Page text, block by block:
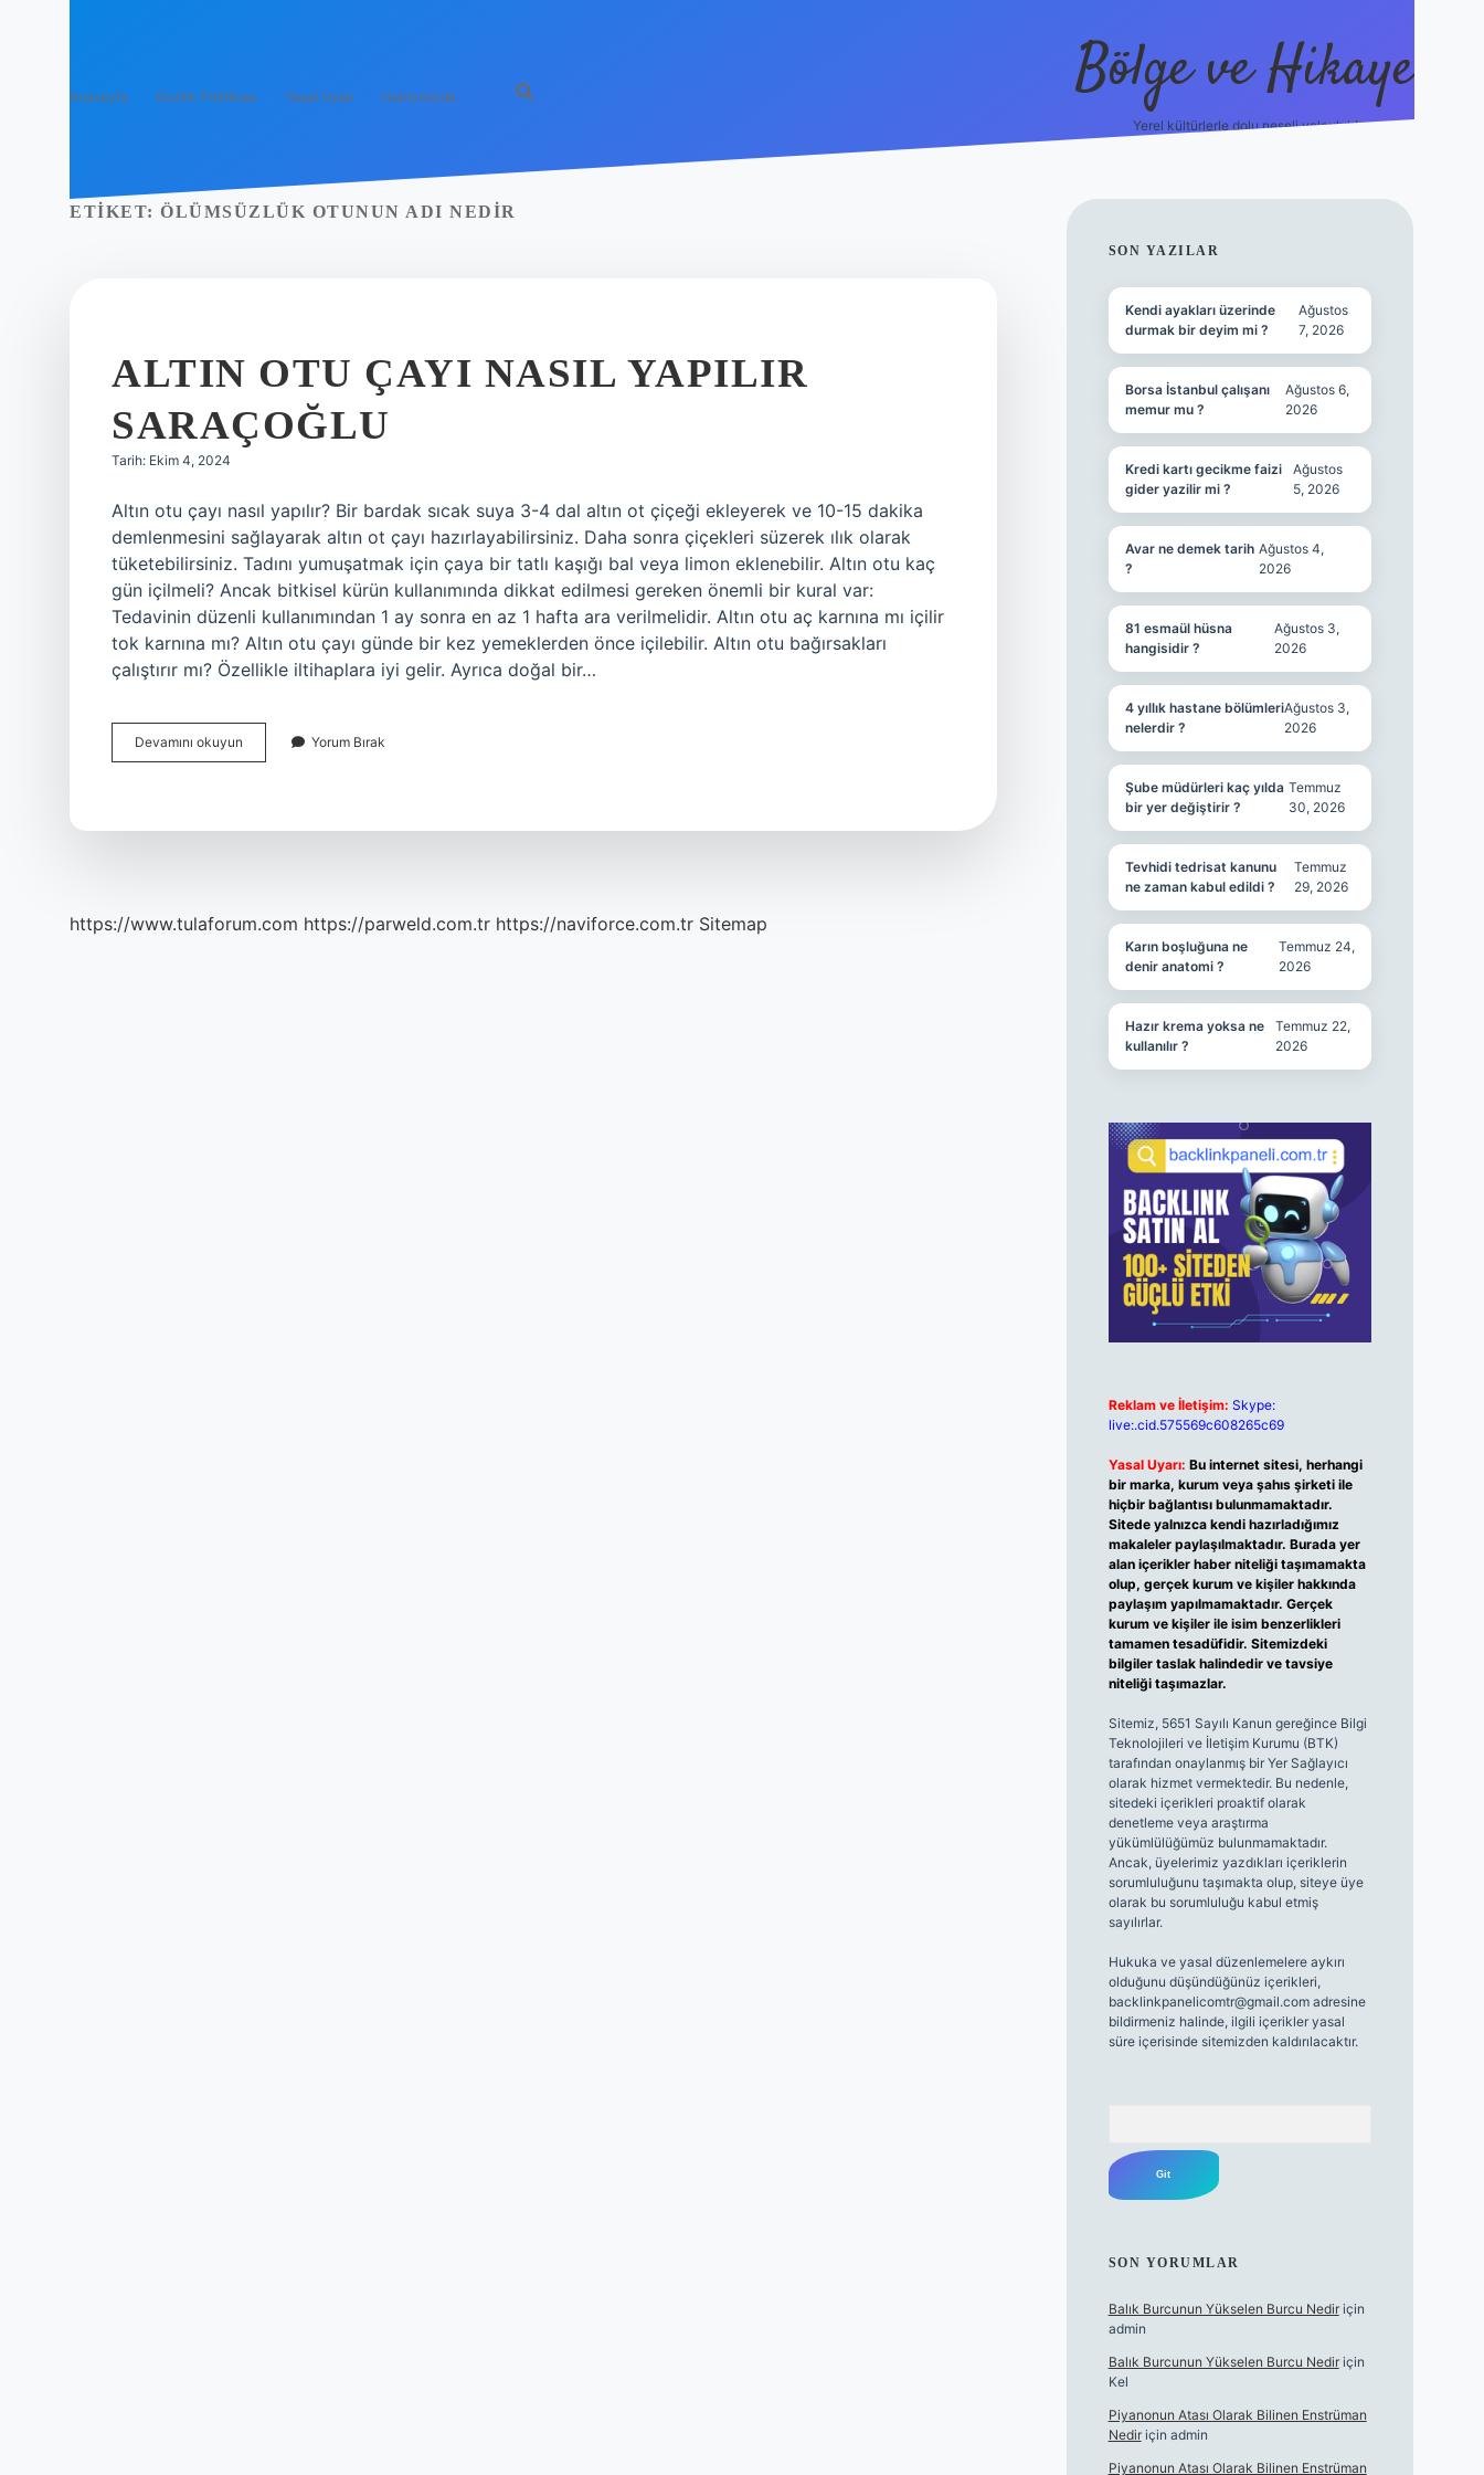
Anasayfa Gizlilik Politikası Yasal Uyarı Hakkımızda Bölge ve Hikaye
Yerel kültürlerle dolu neşeli yolculuk!
ETIKET: ÖLÜMSÜZLÜK OTUNUN ADI NEDIR
ALTIN OTU ÇAYI NASIL YAPILIR
SARAÇOĞLU
Tarih: Ekim 4, 2024
Altın otu çayı nasıl yapılır? Bir bardak sıcak suya 3-4 dal altın ot çiçeği ekleyerek ve 10-15 dakika
demlenmesini sağlayarak altın ot çayı hazırlayabilirsiniz. Daha sonra çiçekleri süzerek ılık olarak
tüketebilirsiniz. Tadını yumuşatmak için çaya bir tatlı kaşığı bal veya limon eklenebilir. Altın otu kaç
gün içilmeli? Ancak bitkisel kürün kullanımında dikkat edilmesi gereken önemli bir kural var:
Tedavinin düzenli kullanımından 1 ay sonra en az 1 hafta ara verilmelidir. Altın otu aç karnına mı içilir
tok karnına mı? Altın otu çayı günde bir kez yemeklerden önce içilebilir. Altın otu bağırsakları
çalıştırır mı? Özellikle iltihaplara iyi gelir. Ayrıca doğal bir…
Devamını okuyun
Otu
Yorum Bırak
https://www.tulaforum.com https://parweld.com.tr https://naviforce.com.tr Sitemap
SIDEBAR
SON YAZILAR
Kendi ayakları üzerinde
durmak bir deyim mi ?
Ağustos
7, 2026
Borsa İstanbul çalışanı
memur mu ?
Ağustos 6,
2026
Kredi kartı gecikme faizi
gider yazilir mi ?
Ağustos
5, 2026
Avar ne demek tarih
?
Ağustos 4,
2026
81 esmaül hüsna
hangisidir ?
Ağustos 3,
2026
4 yıllık hastane bölümleri
nelerdir ?
Ağustos 3,
2026
Şube müdürleri kaç yılda
bir yer değiştirir ?
Temmuz
30, 2026
Tevhidi tedrisat kanunu
ne zaman kabul edildi ?
Temmuz
29, 2026
Karın boşluğuna ne
denir anatomi ?
Temmuz 24,
2026
Hazır krema yoksa ne
kullanılır ?
Temmuz 22,
2026
Reklam ve İletişim: Skype:
live:.cid.575569c608265c69
Yasal Uyarı: Bu internet sitesi, herhangi
bir marka, kurum veya şahıs şirketi ile
hiçbir bağlantısı bulunmamaktadır.
Sitede yalnızca kendi hazırladığımız
makaleler paylaşılmaktadır. Burada yer
alan içerikler haber niteliği taşımamakta
olup, gerçek kurum ve kişiler hakkında
paylaşım yapılmamaktadır. Gerçek
kurum ve kişiler ile isim benzerlikleri
tamamen tesadüfidir. Sitemizdeki
bilgiler taslak halindedir ve tavsiye
niteliği taşımazlar.
Sitemiz, 5651 Sayılı Kanun gereğince Bilgi
Teknolojileri ve İletişim Kurumu (BTK)
tarafından onaylanmış bir Yer Sağlayıcı
olarak hizmet vermektedir. Bu nedenle,
sitedeki içerikleri proaktif olarak
denetleme veya araştırma
yükümlülüğümüz bulunmamaktadır.
Ancak, üyelerimiz yazdıkları içeriklerin
sorumluluğunu taşımakta olup, siteye üye
olarak bu sorumluluğu kabul etmiş
sayılırlar.
Hukuka ve yasal düzenlemelere aykırı
olduğunu düşündüğünüz içerikleri,
backlinkpanelicomtr@gmail.comadresine
bildirmeniz halinde, ilgili içerikler yasal
süre içerisinde sitemizden kaldırılacaktır.
SON YORUMLAR
Balık Burcunun Yükselen Burcu Nediriçin
admin
Balık Burcunun Yükselen Burcu Nediriçin
Kel
Piyanonun Atası Olarak Bilinen Enstrüman
Nediriçin admin
Piyanonun Atası Olarak Bilinen Enstrüman
grand